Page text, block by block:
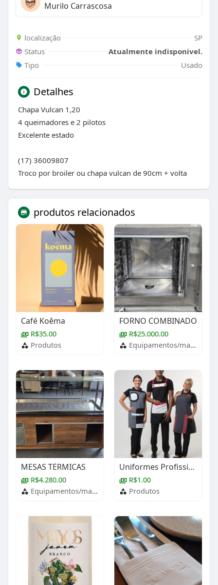
Murilo Carrascosa
localização
SP
Status
Atualmente indisponivel.
Tipo
Usado
Detalhes
Chapa Vulcan 1,20
4 queimadores e 2 pilotos
Excelente estado
(17) 36009807
Troco por broiler ou chapa vulcan de 90cm + volta
produtos relacionados
Café Koêma
R$35.00
Produtos
FORNO COMBINADO
R$25.000.00
Equipamentos/maquinários
MESAS TÉRMICAS
R$4.280.00
Equipamentos/maquinários
Uniformes Profissionais
R$1.00
Produtos